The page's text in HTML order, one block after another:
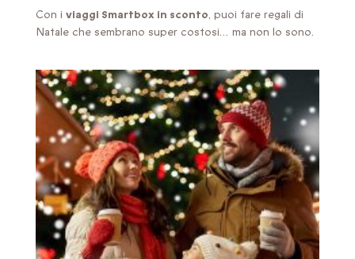
Con i viaggi Smartbox in sconto, puoi fare regali di
Natale che sembrano super costosi… ma non lo sono.